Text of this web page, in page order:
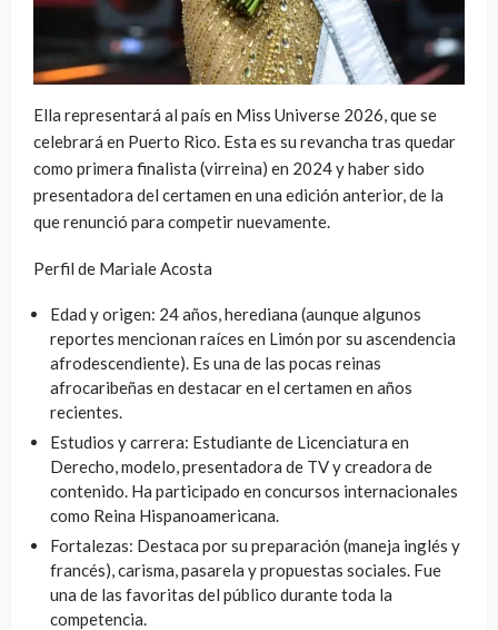
Ella representará al país en Miss Universe 2026, que se
celebrará en Puerto Rico. Esta es su revancha tras quedar
como primera finalista (virreina) en 2024 y haber sido
presentadora del certamen en una edición anterior, de la
que renunció para competir nuevamente.
Perfil de Mariale Acosta
Edad y origen: 24 años, herediana (aunque algunos
reportes mencionan raíces en Limón por su ascendencia
afrodescendiente). Es una de las pocas reinas
afrocaribeñas en destacar en el certamen en años
recientes.
Estudios y carrera: Estudiante de Licenciatura en
Derecho, modelo, presentadora de TV y creadora de
contenido. Ha participado en concursos internacionales
como Reina Hispanoamericana.
Fortalezas: Destaca por su preparación (maneja inglés y
francés), carisma, pasarela y propuestas sociales. Fue
una de las favoritas del público durante toda la
competencia.